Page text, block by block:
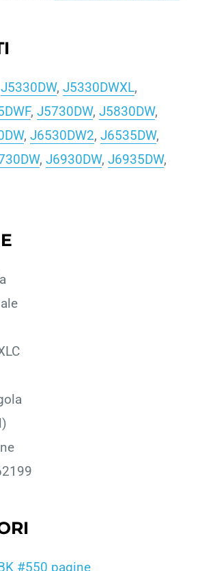
J5330DW, J5330DWXL,
, J5730DW, J5830DW,
, J6530DW2, J6535DW,
, J6930DW, J6935DW,
#550 pagine